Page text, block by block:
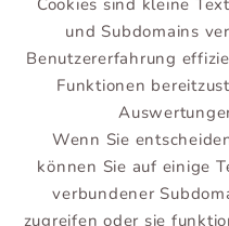
Cookies sind kleine
und Subdomains
Benutzererfahrung
Funktionen
Wenn Sie
können Sie auf einige
verbundener
zugreifen oder sie